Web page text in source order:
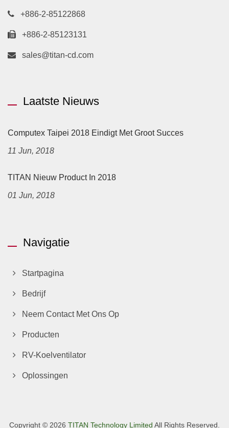
+886-2-85122868
+886-2-85123131
sales@titan-cd.com
Laatste Nieuws
Computex Taipei 2018 Eindigt Met Groot Succes
11 Jun, 2018
TITAN Nieuw Product In 2018
01 Jun, 2018
Navigatie
Startpagina
Bedrijf
Neem Contact Met Ons Op
Producten
RV-Koelventilator
Oplossingen
Copyright © 2026 TITAN Technology Limited All Rights Reserved.